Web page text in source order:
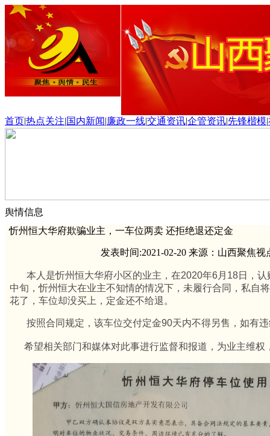
首页|热点关注|国内新闻|廉政一线|交通资讯|企管资讯|先锋楷模|
舆情信息
忻州恒大华府欺骗业主，一车位两卖 还拒绝退还定金
发表时间:2021-02-20 来源：山西聚焦
本人是忻州恒大华府小区的业主，在2020年6月18日，认
中旬，忻州恒大在业主不知情的情况下，未履行合同，私自
花了，车位却没买上，定金还不给退。
按照合同规定，该车位交付定金90天内不得另售，如有违
希望相关部门和媒体对此事进行监督和报道，为业主维权